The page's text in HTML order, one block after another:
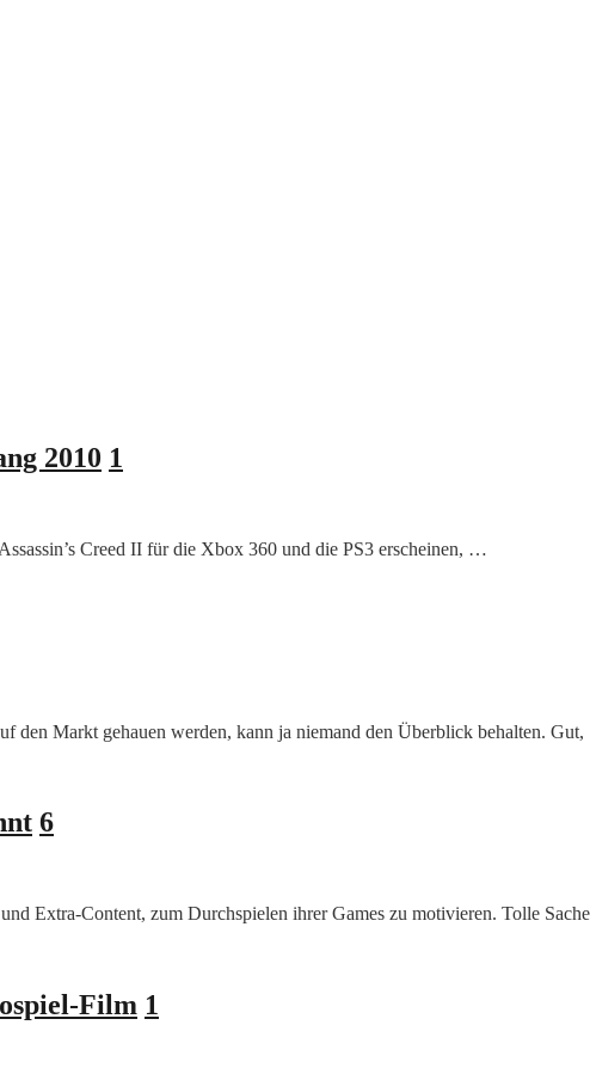
2010 1
Creed II für die Xbox 360 und die PS3 erscheinen, …
den Markt gehauen werden, kann ja niemand den Überblick behalten.
6
Extra-Content, zum Durchspielen ihrer Games zu motivieren. Tolle
Film 1